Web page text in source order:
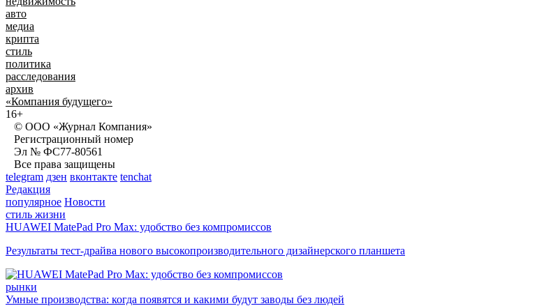
авто
медиа
крипта
стиль
политика
расследования
архив
«Компания будущего»
16+
© ООО «Журнал Компания»
Регистрационный номер
Эл № ФС77-80561
Все права защищены
telegram дзен вконтакте tenchat
Редакция
популярное Новости
стиль жизни
HUAWEI MatePad Pro Max: удобство без компромиссов
Результаты тест-драйва нового высокопроизводительного дизайнерского планшета
рынки
Умные производства: когда появятся и какими будут заводы без людей